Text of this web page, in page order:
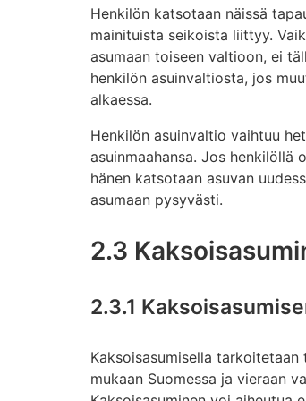
Henkilön katsotaan näissä
mainituista seikoista liittyy.
asumaan toiseen valtioon, ei
henkilön asuinvaltiosta, jos
alkaessa.
Henkilön asuinvaltio vaihtuu
asuinmaahansa. Jos henkilöllä
hänen katsotaan asuvan
asumaan pysyvästi.
2.3
2.3.1
Kaksoisasumisella
mukaan Suomessa ja vieraan